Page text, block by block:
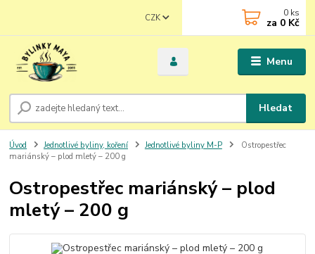
Menu
CZK
Hledat
0 ks
za 0 Kč
Úvod Jednotlivé byliny, koření Jednotlivé byliny M-P
Ostropestřec
mariánský – plod mletý – 200 g
Ostropestřec mariánský – plod
mletý – 200 g